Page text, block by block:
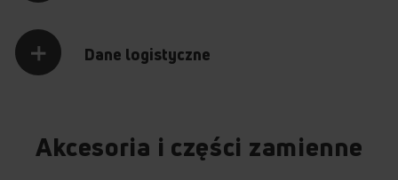
Dane logistyczne
Akcesoria i części zamienne